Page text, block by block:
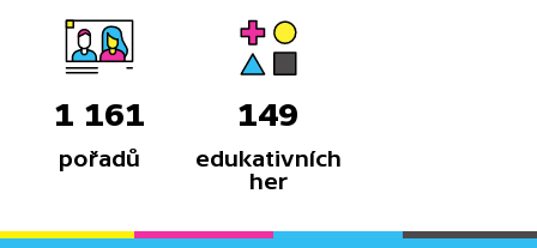
1 161
pořadů
149
edukativních
her